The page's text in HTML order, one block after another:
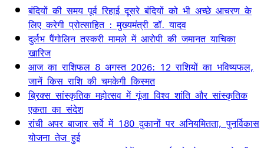
बंदियों की समय पूर्व रिहाई दूसरे बंदियों को भी अच्छे आचरण के
लिए करेगी प्रोत्साहित : मुख्यमंत्री डॉ. यादव
दुर्लभ पैंगोलिन तस्करी मामले में आरोपी की जमानत याचिका
खारिज
आज का राशिफल 8 अगस्त 2026: 12 राशियों का भविष्यफल,
जानें किस राशि की चमकेगी किस्मत
ब्रिक्स सांस्कृतिक महोत्सव में गूंजा विश्व शांति और सांस्कृतिक
एकता का संदेश
रांची अपर बाजार सर्वे में 180 दुकानों पर अनियमितता, पुनर्विकास
योजना तेज हुई